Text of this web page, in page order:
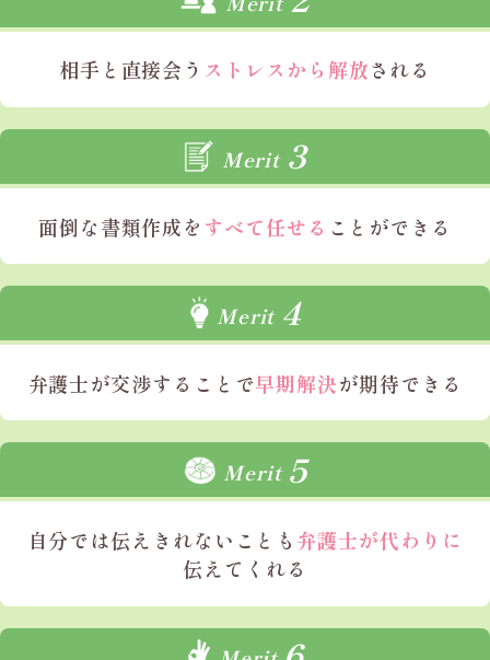
相手と直接会う ストレスから解放される
Merit 3
面倒な書類作成をすべて任せる ことができる
Merit 4
弁護士が交渉することで早期解決が期待できる
Merit 5
自分では伝えきれないことも 弁護士が代わりに
伝えてくれる